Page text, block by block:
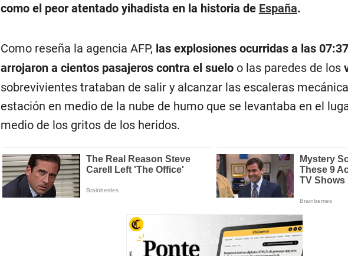
como el peor atentado yihadista en la historia de España.
Como reseña la agencia AFP, las explosiones ocurridas a las
arrojaron a cientos pasajeros contra el sueloo las paredes de los
sobrevivientes trataban de salir y alcanzar las escaleras
estación en medio de la nube de humo que se levantaba en el
medio de los gritos de los heridos.